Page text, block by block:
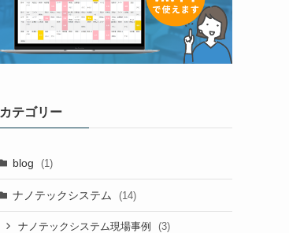
カテゴリー
blog (1)
ナノテックシステム (14)
ナノテックシステム現場事例 (3)